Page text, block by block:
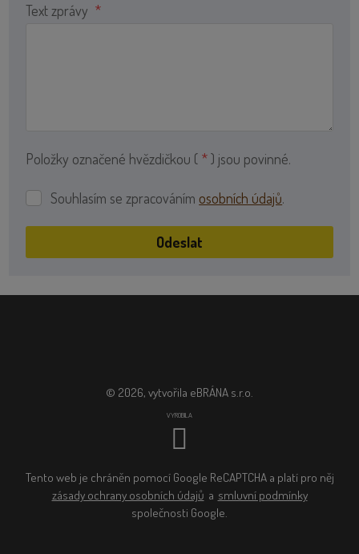
Text zprávy *
Položky označené hvězdičkou ( *) jsou povinné.
Souhlasím
osobních
Souhlasím se zpracováním osobních údajů.
Odeslat
se
© 2026, vytvořila eBRÁNA s.r.o.
VYROBILA
Tento web je chráněn pomocí Google ReCAPTCHA a platí pro něj
zásady ochrany osobních údajů a smluvní podmínky
společnosti Google.